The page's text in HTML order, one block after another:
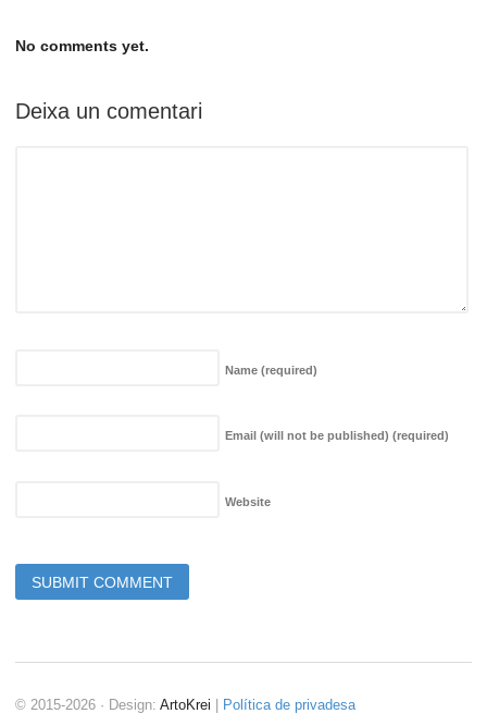
No comments yet.
Deixa un comentari
Name (required)
Email (will not be published) (required)
Website
© 2015-2026 · Design: ArtoKrei Política de privadesa